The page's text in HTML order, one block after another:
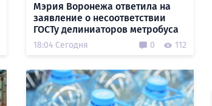
Мэрия Воронежа ответила на
заявление о несоответствии
ГОСТу делиниаторов метробуса
18:04 Сегодня 0 112